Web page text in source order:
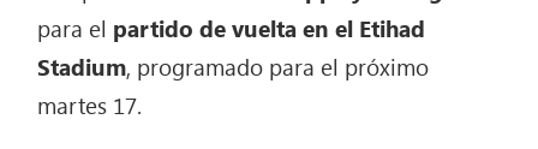
para el partido de vuelta en el Etihad
Stadium, programado para el próximo
martes 17.